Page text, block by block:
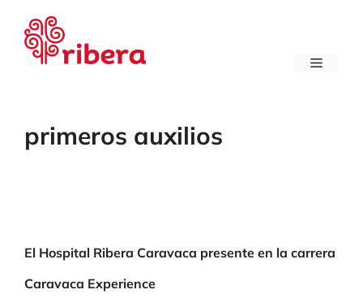
contenido
Menú
primeros auxilios
El Hospital Ribera Caravaca presente en la carrera
Caravaca Experience